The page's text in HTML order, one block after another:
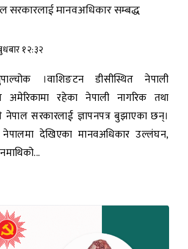
सरकारलाई मानवअधिकार सम्बद्ध
१२:३२
।वाशिङटन डीसीस्थित नेपाली
अमेरिकामा रहेका नेपाली नागरिक तथा
सरकारलाई ज्ञापनपत्र बुझाएका छन्।
नेपालमा देखिएका मानवअधिकार उल्लंघन,